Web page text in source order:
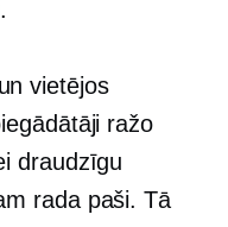
vietējos
ražo
draudzīgu
rada paši. Tā